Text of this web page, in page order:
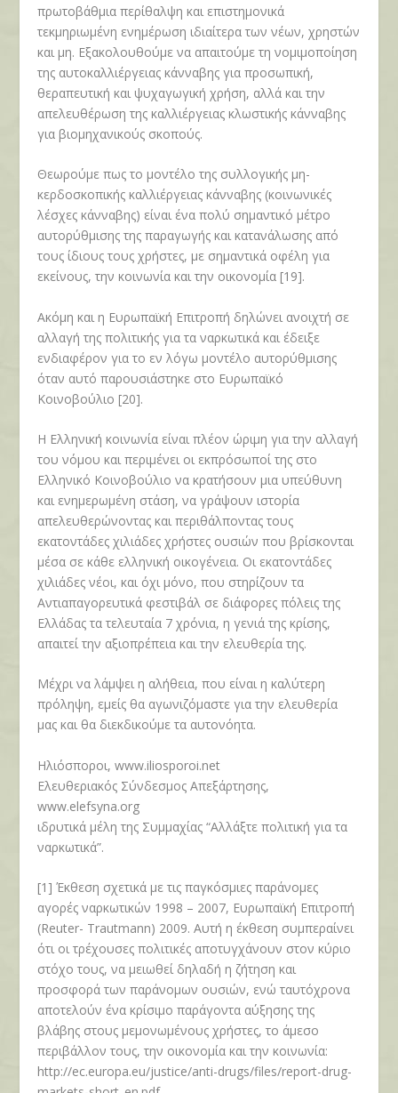
πρωτοβάθμια περίθαλψη και επιστημονικά
τεκμηριωμένη ενημέρωση ιδιαίτερα των νέων, χρηστών
και μη. Εξακολουθούμε να απαιτούμε τη νομιμοποίηση
της αυτοκαλλιέργειας κάνναβης για προσωπική,
θεραπευτική και ψυχαγωγική χρήση, αλλά και την
απελευθέρωση της καλλιέργειας κλωστικής κάνναβης
για βιομηχανικούς σκοπούς.
Θεωρούμε πως το μοντέλο της συλλογικής μη-
κερδοσκοπικής καλλιέργειας κάνναβης (κοινωνικές
λέσχες κάνναβης) είναι ένα πολύ σημαντικό μέτρο
αυτορύθμισης της παραγωγής και κατανάλωσης από
τους ίδιους τους χρήστες, με σημαντικά οφέλη για
εκείνους, την κοινωνία και την οικονομία [19].
Ακόμη και η Ευρωπαϊκή Επιτροπή δηλώνει ανοιχτή σε
αλλαγή της πολιτικής για τα ναρκωτικά και έδειξε
ενδιαφέρον για το εν λόγω μοντέλο αυτορύθμισης
όταν αυτό παρουσιάστηκε στο Ευρωπαϊκό
Κοινοβούλιο [20].
Η Ελληνική κοινωνία είναι πλέον ώριμη για την αλλαγή
του νόμου και περιμένει οι εκπρόσωποί της στο
Ελληνικό Κοινοβούλιο να κρατήσουν μια υπεύθυνη
και ενημερωμένη στάση, να γράψουν ιστορία
απελευθερώνοντας και περιθάλποντας τους
εκατοντάδες χιλιάδες χρήστες ουσιών που βρίσκονται
μέσα σε κάθε ελληνική οικογένεια. Οι εκατοντάδες
χιλιάδες νέοι, και όχι μόνο, που στηρίζουν τα
Αντιαπαγορευτικά φεστιβάλ σε διάφορες πόλεις της
Ελλάδας τα τελευταία 7 χρόνια, η γενιά της κρίσης,
απαιτεί την αξιοπρέπεια και την ελευθερία της.
Μέχρι να λάμψει η αλήθεια, που είναι η καλύτερη
πρόληψη, εμείς θα αγωνιζόμαστε για την ελευθερία
μας και θα διεκδικούμε τα αυτονόητα.
Ηλιόσποροι, www.iliosporoi.net
Ελευθεριακός Σύνδεσμος Απεξάρτησης,
www.elefsyna.org
ιδρυτικά μέλη της Συμμαχίας “Αλλάξτε πολιτική για τα
ναρκωτικά”.
[1] Έκθεση σχετικά με τις παγκόσμιες παράνομες
αγορές ναρκωτικών 1998 – 2007, Ευρωπαϊκή Επιτροπή
(Reuter- Trautmann) 2009. Αυτή η έκθεση συμπεραίνει
ότι οι τρέχουσες πολιτικές αποτυγχάνουν στον κύριο
στόχο τους, να μειωθεί δηλαδή η ζήτηση και
προσφορά των παράνομων ουσιών, ενώ ταυτόχρονα
αποτελούν ένα κρίσιμο παράγοντα αύξησης της
βλάβης στους μεμονωμένους χρήστες, το άμεσο
περιβάλλον τους, την οικονομία και την κοινωνία:
http://ec.europa.eu/justice/anti-drugs/files/report-drug-